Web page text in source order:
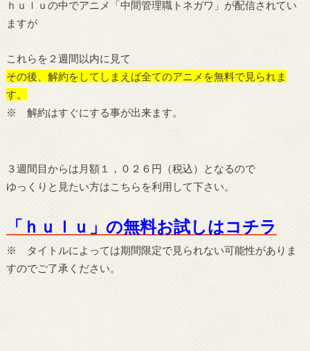
ｈｕｌｕの中でアニメ「中間管理職トネガワ」が配信されてい
ますが
これらを２週間以内に見て
その後、解約をしてしまえば全てのアニメを無料で見られま
す。
※ 解約はすぐにする事が出来ます。
３週間目からは月額１，０２６円（税込）となるので
ゆっくりと見たい方はこちらを利用して下さい。
「ｈｕｌｕ」の無料お試しはコチラ
※ タイトルによっては期間限定で見られない可能性がありま
すのでご了承ください。